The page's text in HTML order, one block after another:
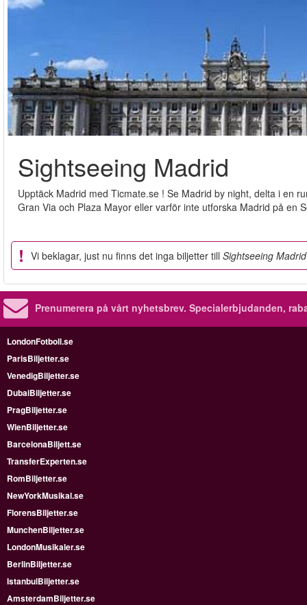
Sightseeing Madrid
Upptäck Madrid med Ticmate.se ! Se Madrid by night, delta i en
Gran Via och Plaza Mayor eller varför inte utforska Madrid på en
Vi beklagar, just nu finns det inga biljetter till Sightseeing Madrid
Prenumerera på vårt nyhetsbrev. Specialerbjudanden,
LondonFotboll.se
ParisBiljetter.se
VenedigBiljetter.se
DubaiBiljetter.se
PragBiljetter.se
WienBiljetter.se
BarcelonaBiljett.se
TransferExperten.se
RomBiljetter.se
NewYorkMusikal.se
FlorensBiljetter.se
MunchenBiljetter.se
LondonMusikaler.se
BerlinBiljetter.se
IstanbulBiljetter.se
AmsterdamBiljetter.se